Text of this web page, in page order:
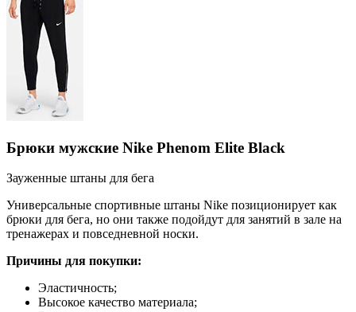
Брюки мужские Nike Phenom Elite Black
Зауженные штаны для бега
Универсальные спортивные штаны Nike позиционирует как
брюки для бега, но они также подойдут для занятий в зале на
тренажерах и повседневной носки.
Причины для покупки:
Эластичность;
Высокое качество материала;